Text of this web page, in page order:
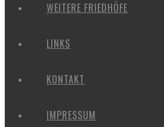
WEITERE FRIEDHÖFE
LINKS
KONTAKT
IMPRESSUM